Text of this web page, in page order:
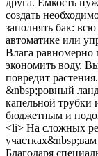
создать
заполнять бак:
автоматике или
Влага равномерно
экономить воду.
повредит
&nbsp;ровный
капельной трубки
бюджетным и
<li> На сложных
Благодаря